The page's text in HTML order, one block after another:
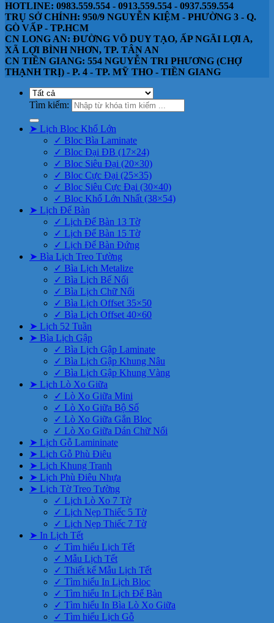
HOTLINE: 0983.559.554 - 0913.559.554 - 0937.559.554
TRỤ SỞ CHÍNH: 950/9 NGUYỄN KIỆM - PHƯỜNG 3 - Q.
GÒ VẤP - TP.HCM
CN LONG AN: ĐƯỜNG VÕ DUY TẠO, ẤP NGÃI LỢI A,
XÃ LỢI BÌNH NHƠN, TP. TÂN AN
CN TIỀN GIANG: 554 NGUYỄN TRI PHƯƠNG (CHỢ
THẠNH TRỊ) - P. 4 - TP. MỸ THO - TIỀN GIANG
Tìm kiếm:
➤ Lịch Bloc Khổ Lớn
✓ Bloc Bìa Laminate
✓ Bloc Đại ĐB (17×24)
✓ Bloc Siêu Đại (20×30)
✓ Bloc Cực Đại (25×35)
✓ Bloc Siêu Cực Đại (30×40)
✓ Bloc Khổ Lớn Nhất (38×54)
➤ Lịch Để Bàn
✓ Lịch Để Bàn 13 Tờ
✓ Lịch Để Bàn 15 Tờ
✓ Lịch Để Bàn Đứng
➤ Bìa Lịch Treo Tường
✓ Bìa Lịch Metalize
✓ Bìa Lịch Bế Nổi
✓ Bìa Lịch Chữ Nổi
✓ Bìa Lịch Offset 35×50
✓ Bìa Lịch Offset 40×60
➤ Lịch 52 Tuần
➤ Bìa Lịch Gập
✓ Bìa Lịch Gập Laminate
✓ Bìa Lịch Gập Khung Nâu
✓ Bìa Lịch Gập Khung Vàng
➤ Lịch Lò Xo Giữa
✓ Lò Xo Giữa Mini
✓ Lò Xo Giữa Bộ Số
✓ Lò Xo Giữa Gắn Bloc
✓ Lò Xo Giữa Dán Chữ Nổi
➤ Lịch Gỗ Lamininate
➤ Lịch Gỗ Phù Điêu
➤ Lịch Khung Tranh
➤ Lịch Phù Điêu Nhựa
➤ Lịch Tờ Treo Tường
✓ Lịch Lò Xo 7 Tờ
✓ Lịch Nẹp Thiếc 5 Tờ
✓ Lịch Nẹp Thiếc 7 Tờ
➤ In Lịch Tết
✓ Tìm hiểu Lịch Tết
✓ Mẫu Lịch Tết
✓ Thiết kế Mẫu Lịch Tết
✓ Tìm hiểu In Lịch Bloc
✓ Tìm hiểu In Lịch Để Bàn
✓ Tìm hiểu In Bìa Lò Xo Giữa
✓ Tìm hiểu Lịch Gỗ